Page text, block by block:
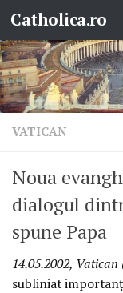
Skip to content
Catholica.ro
VATICAN
Noua
dialogul
spune Papa
14.05.2002,
subliniat